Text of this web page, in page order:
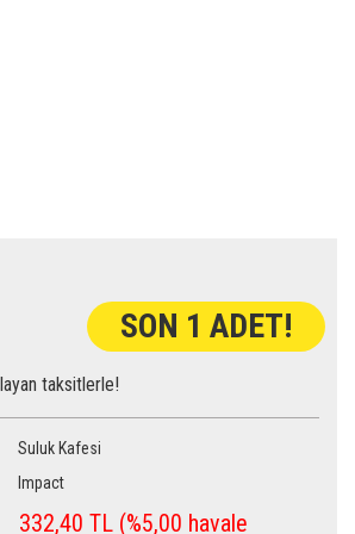
SON 1 ADET!
taksitlerle!
Suluk Kafesi
Impact
332,40 TL (%5,00 havale